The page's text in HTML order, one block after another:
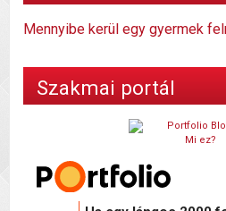
Mennyibe kerül egy gyermek
Szakmai portál
Mi ez?